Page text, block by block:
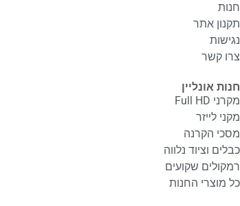
חנות
תקנון אתר
נגישות
צרו קשר
חנות אונליין
מקרני Full HD
מקני לייזר
מסכי הקרנה
כבלים וציוד נלווה
רמקולים שקועים
כל מוצרי החנות